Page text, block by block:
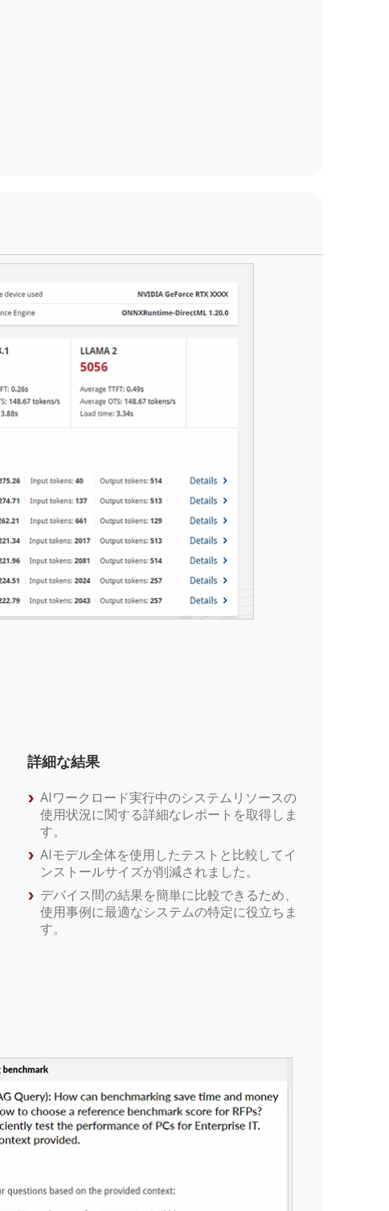
詳細な結果
AIワークロード実行中のシステムリソースの
使用状況に関する詳細なレポートを取得しま
す。
AIモデル全体を使用したテストと比較してイ
ンストールサイズが削減されました。
デバイス間の結果を簡単に比較できるため、
使用事例に最適なシステムの特定に役立ちま
す。